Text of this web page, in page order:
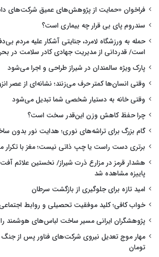
فراخوان «حمایت از پژوهش‌های عمیق شرکت‌های
سندروم پای بی قرار چه بیماری است؟
حمله به ورزشگاه لامرد، جنایتی آشکار علیه مردم
است/ قدردانی از مدیریت جهادی کادر سلامت در
پارک ویژه سالمندان در شیراز طراحی و اجرا می‌شود
وقتی انسان‌ها کمتر حرف می‌زنند؛ نشانه‌ای از عصر
وقتی خانه به دستیار شخصی شما تبدیل می‌شود
چرا حفظ کاهش وزن این‌قدر سخت است؟
گام بزرگ برای تراشه‌های نوری؛ هدایت نور بدون
برتری دست راست یا چپ ذاتی نیست؛ مغز با تکرار
هشدار قرمز در مزارع ذرت شیراز/ نخستین علائم آفت
پاییزه مشاهده شد
امید تازه برای جلوگیری از بازگشت سرطان
خواب کافی؛ کلید موفقیت تحصیلی و روابط
پژوهشگران ایرانی مسیر ساخت لباس‌های هوشمند را
تومان